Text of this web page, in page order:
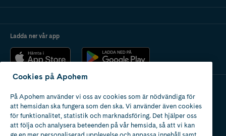
Ladda ner vår app
Apotek med tillstånd
av Läkemedelsverket
Cookies på Apohem
På Apohem använder vi oss av cookies som är nödvändiga för
att hemsidan ska fungera som den ska. Vi använder även cookies
för funktionalitet, statistik och marknadsföring. Det hjälper oss
att följa och analysera beteenden på vår hemsida, så att vi kan